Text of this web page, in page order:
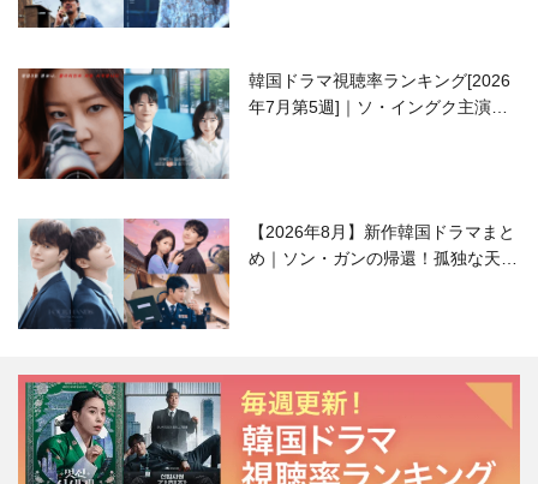
韓国ドラマ視聴率ランキング[2026
年7月第5週]｜ソ・イングク主演の
【2026年8月】新作韓国ドラマまと
め｜ソン・ガンの帰還！孤独な天才